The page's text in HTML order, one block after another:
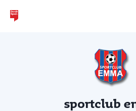
sportclub